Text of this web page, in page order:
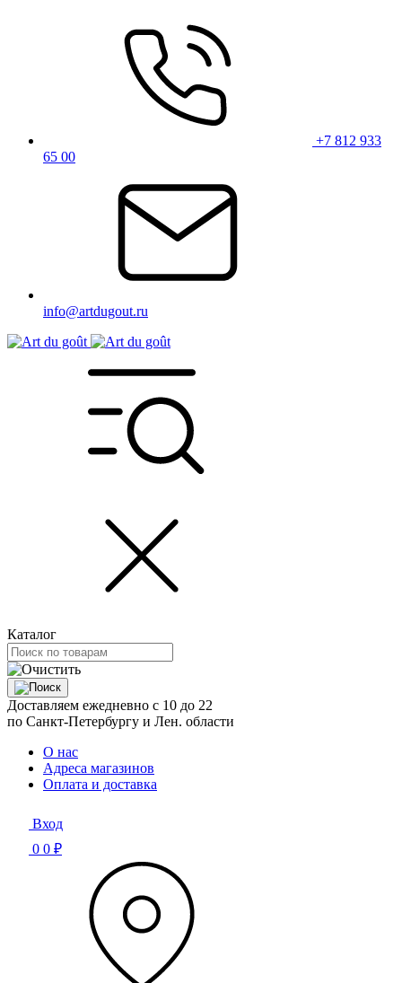
+7 812 933
65 00
info@artdugout.ru
Каталог
Доставляем ежедневно с 10 до 22
по Санкт-Петербургу и Лен. области
О нас
Адреса магазинов
Оплата и доставка
Вход
0 0 ₽